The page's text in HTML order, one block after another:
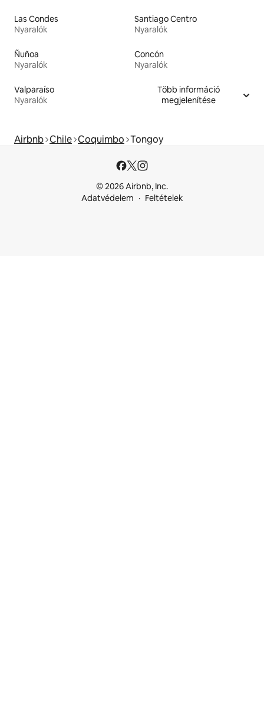
Las Condes
Nyaralók
Santiago Centro
Nyaralók
Ñuñoa
Nyaralók
Concón
Nyaralók
Valparaíso
Nyaralók
Több információ
megjelenítése
Airbnb Chile Coquimbo Tongoy
© 2026 Airbnb, Inc.
Adatvédelem
Feltételek